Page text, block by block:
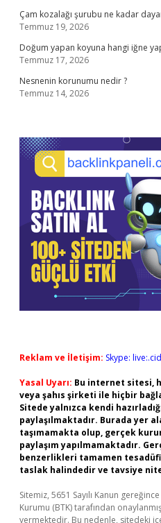
Çam kozalağı şurubu ne kadar
Temmuz 19, 2026
Doğum yapan koyuna hangi iğne
Temmuz 17, 2026
Nesnenin korunumu nedir ?
Temmuz 14, 2026
Reklam ve İletişim: Skype:
Yasal Uyarı: Bu internet sitesi,
veya şahıs şirketi ile hiçbir
Sitede yalnızca kendi
paylaşılmaktadır. Burada yer
taşımamakta olup, gerçek
paylaşım yapılmamaktadır.
benzerlikleri tamamen
taslak halindedir ve tavsiye
Sitemiz, 5651 Sayılı Kanun
Kurumu (BTK) tarafından
vermektedir. Bu nedenle, sitedeki